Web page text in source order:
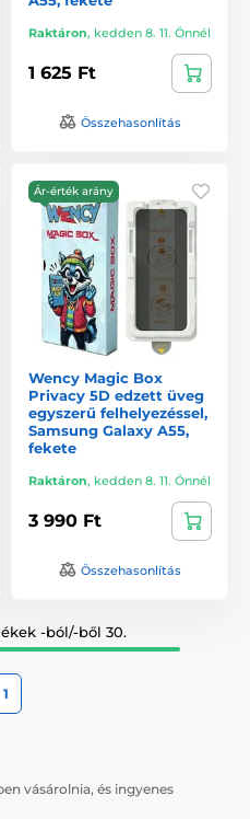
Raktáron, kedden 8. 11. Önnél
1 625 Ft
Összehasonlítás
Ár-érték arány
Wency Magic Box
Privacy 5D edzett üveg
egyszerű felhelyezéssel,
Samsung Galaxy A55,
fekete
Raktáron, kedden 8. 11. Önnél
3 990 Ft
Összehasonlítás
-ból/-ből 30.
1
vásárolnia, és ingyenes